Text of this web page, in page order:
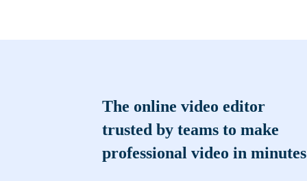
The online video editor
trusted by teams to make
professional video in minutes